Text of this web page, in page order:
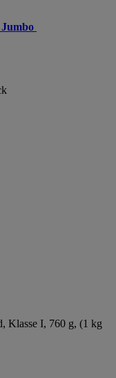
Klasse I, 760 g, (1 kg